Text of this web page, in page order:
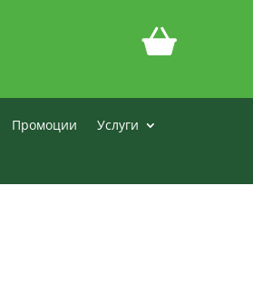
Промоции
Услуги